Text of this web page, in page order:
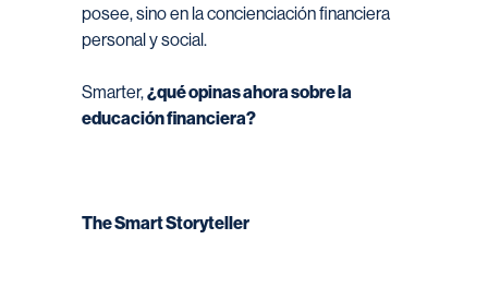
posee, sino en la concienciación financiera
personal y social.
Smarter,¿qué opinas ahora sobre la
educación financiera?
The Smart Storyteller